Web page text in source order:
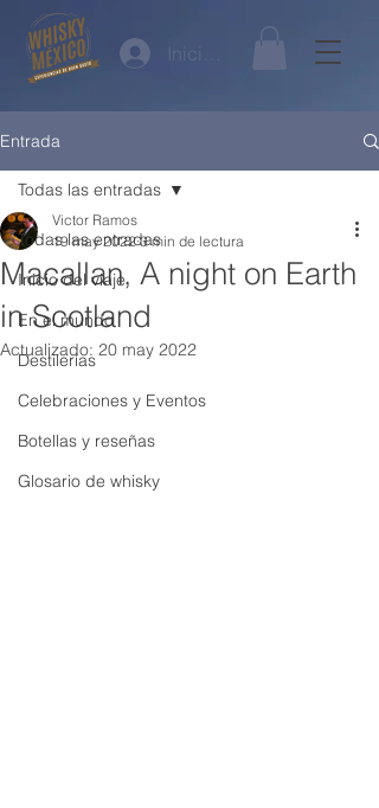
Iniciar sesión
Entrada
Todas las entradas
Inicio del viaje
En el mundo
Destilerías
Celebraciones y Eventos
Botellas y reseñas
Glosario de whisky
Todas las entradas
Macallan, A night on Earth
in Scotland
Victor Ramos
19 may 2022 3 min de lectura
Actualizado: 20 may 2022